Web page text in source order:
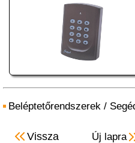
Beléptetőrendszerek /
Vissza Új lapra